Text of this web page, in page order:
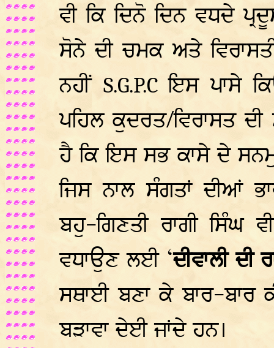
ਵੀ ਕਿ ਦਿਨੋ ਦਿਨ ਵਧਦੇ
ਸੋਨੇ ਦੀ ਚਮਕ ਅਤੇ
ਨਹੀਂ S.G.P.Cਇਸ ਪਾਸੇ
ਪਹਿਲ ਕੁਦਰਤ/ਵਿਰਾਸਤ
ਹੈ ਕਿ ਇਸ ਸਭ ਕਾਸੇ ਦੇ
ਜਿਸ ਨਾਲ ਸੰਗਤਾਂ ਦੀਆਂ
ਬਹੁ-ਗਿਣਤੀ ਰਾਗੀ ਸਿੰਘ
ਵਧਾਉਣ ਲਈ ‘ਦੀਵਾਲੀ ਦੀ
ਸਥਾਈ ਬਣਾ ਕੇ ਬਾਰ-
ਬੜਾਵਾ ਦੇਈ ਜਾਂਦੇ ਹਨ।